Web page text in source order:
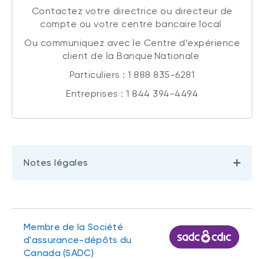
Contactez votre directrice ou directeur de
compte ou votre centre bancaire local
Ou communiquez avec le Centre d’expérience
client de la Banque Nationale
Particuliers : 1 888 835-6281
Entreprises : 1 844 394-4494
Notes légales
Membre de la Société
d'assurance-dépôts du
Canada (SADC)